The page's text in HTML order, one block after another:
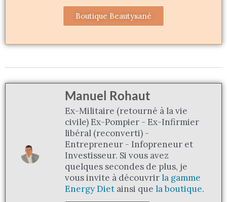
Boutique Beautysané
Manuel Rohaut
Ex-Militaire (retourné à la vie
civile) Ex-Pompier - Ex-Infirmier
libéral (reconverti) -
Entrepreneur - Infopreneur et
Investisseur. Si vous avez
quelques secondes de plus, je
vous invite à découvrirla gamme
Energy Diet ainsi que la boutique.